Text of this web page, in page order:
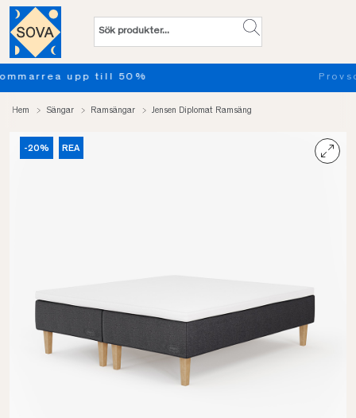
Provsov upp till 100 nätter. Läs mer
Hem Sängar Ramsängar Jensen Diplomat Ramsäng
-20% REA